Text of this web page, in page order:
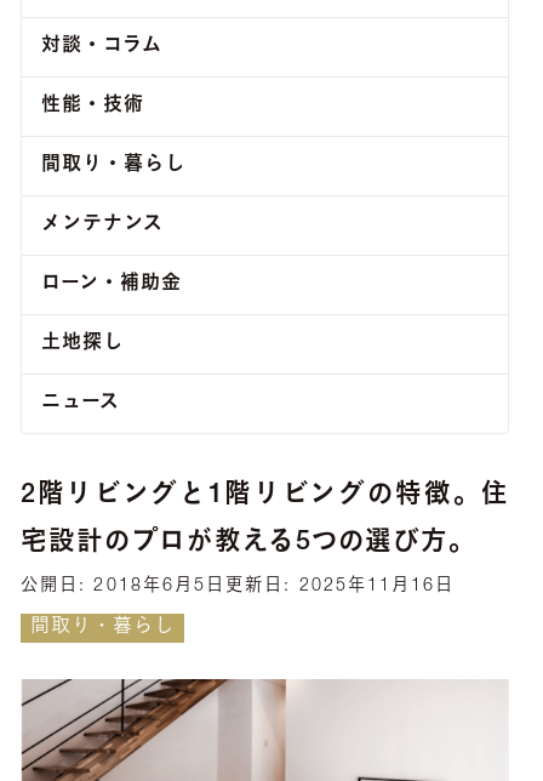
間取り・暮らし
公開日:2018年6月5日 更新日: 2025年11月16日
2階リビングと1階リビングの特徴。住
宅設計のプロが教える5つの選び方。
対談・コラム
性能・技術
間取り・暮らし
メンテナンス
ローン・補助金
土地探し
ニュース